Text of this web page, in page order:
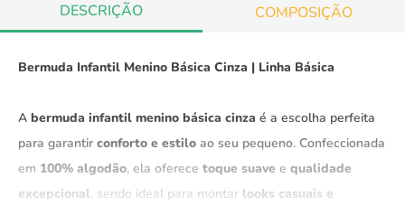
DESCRIÇÃO COMPOSIÇÃO
Bermuda Infantil Menino Básica Cinza | Linha Básica
A bermuda infantil menino básica cinza é a escolha perfeita
para garantir conforto e estilo ao seu pequeno. Confeccionada
em 100% algodão, ela oferece toque suave e qualidade
excepcional, sendo ideal para montar looks casuais e